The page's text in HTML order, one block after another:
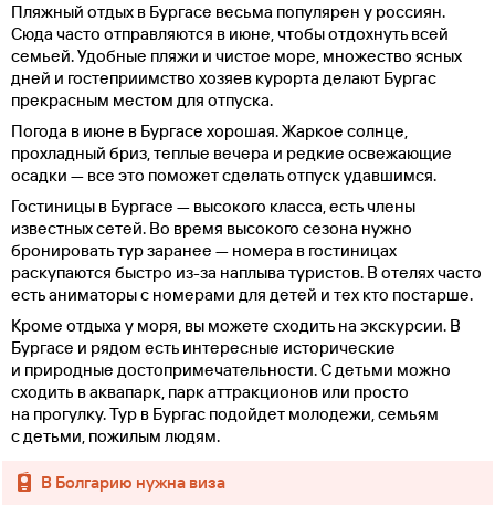
Пляжный отдых в Бургасе весьма популярен у россиян.
Сюда часто отправляются в июне, чтобы отдохнуть всей
семьей. Удобные пляжи и чистое море, множество ясных
дней и гостеприимство хозяев курорта делают Бургас
прекрасным местом для отпуска.
Погода в июне в Бургасе хорошая. Жаркое солнце,
прохладный бриз, теплые вечера и редкие освежающие
осадки — все это поможет сделать отпуск удавшимся.
Гостиницы в Бургасе — высокого класса, есть члены
известных сетей. Во время высокого сезона нужно
бронировать тур заранее — номера в гостиницах
раскупаются быстро из-за наплыва туристов. В отелях часто
есть аниматоры с номерами для детей и тех кто постарше.
Кроме отдыха у моря, вы можете сходить на экскурсии. В
Бургасе и рядом есть интересные исторические
и природные достопримечательности. С детьми можно
сходить в аквапарк, парк аттракционов или просто
на прогулку. Тур в Бургас подойдет молодежи, семьям
с детьми, пожилым людям.
в Болгарию нужна виза